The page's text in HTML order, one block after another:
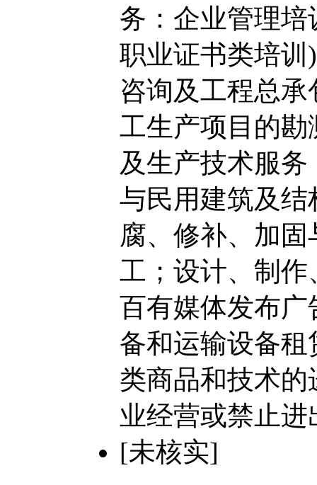
务：企业管理
职业证书类培
咨询及工程总
工生产项目的
及生产技术服
与民用建筑及
腐、修补、加
工；设计、制
百有媒体发布
备和运输设备
类商品和技术
业经营或禁止进
[未核实]